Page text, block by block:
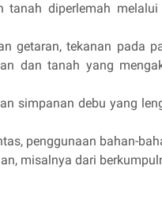
tanah diperlemah
getaran, tekanan pada
dan tanah yang
simpanan debu yang
penggunaan bahan-
misalnya dari